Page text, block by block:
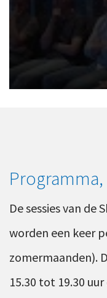
De sessies van de
worden een keer
zomermaanden).
15.30 tot 19.30